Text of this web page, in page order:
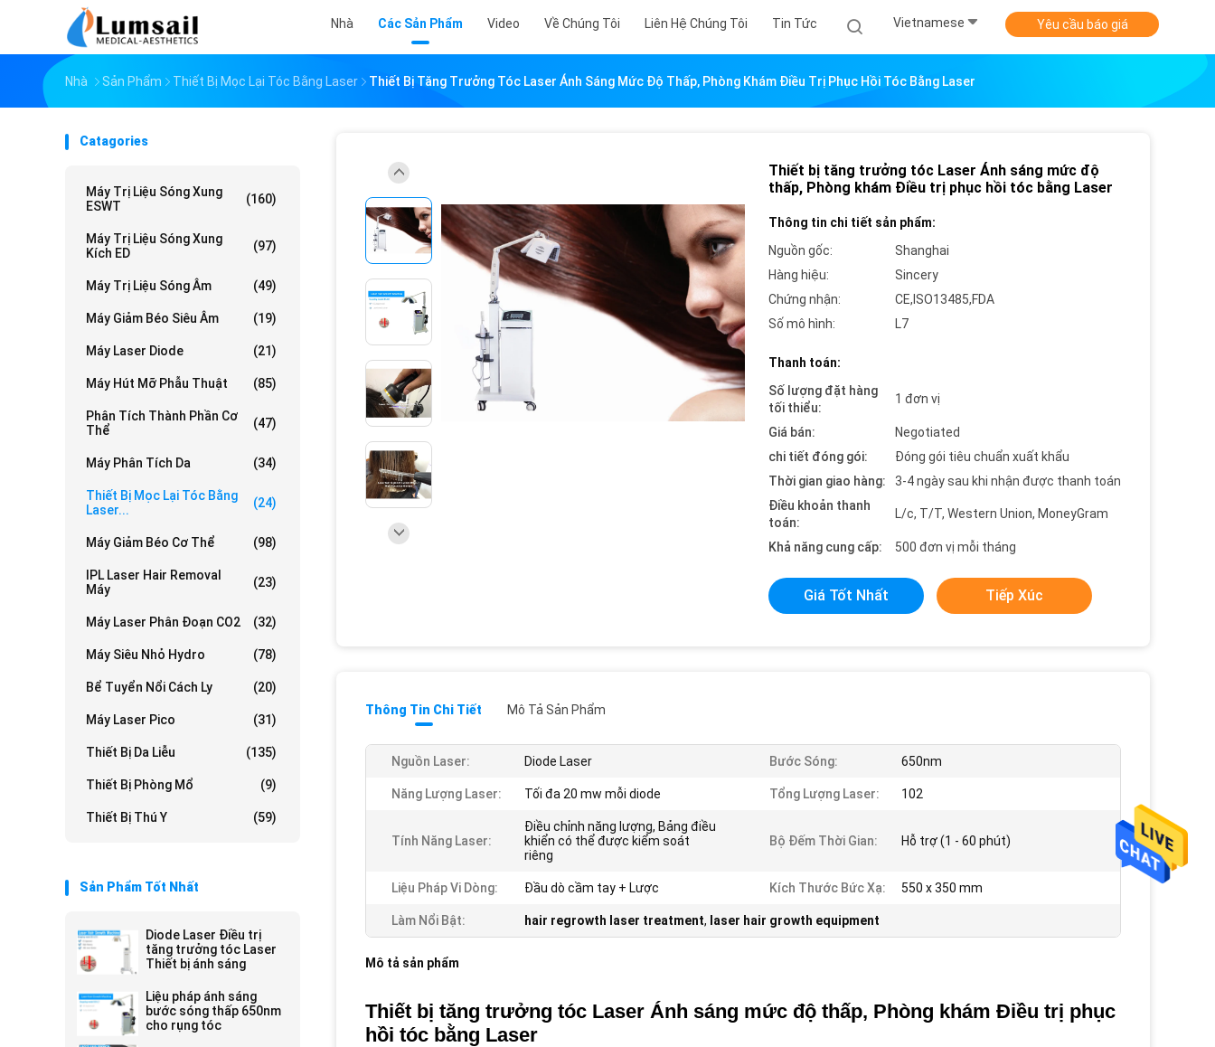
Nhà Các Sản Phẩm Video Về Chúng Tôi Liên Hệ Chúng Tôi Tin Tức Vietnamese Yêu cầu báo giá
Nhà Sản Phẩm Thiết Bị Mọc Lại Tóc Bằng Laser Thiết Bị Tăng Trưởng Tóc Laser Ánh Sáng Mức Độ Thấp, Phòng Khám Điều Trị Phục Hồi Tóc Bằng Laser
Catagories
Máy Trị Liệu Sóng Xung
ESWT
(160)
Máy Trị Liệu Sóng Xung
Kích ED
(97)
Máy Trị Liệu Sóng Âm (49)
Máy Giảm Béo Siêu Âm (19)
Máy Laser Diode (21)
Máy Hút Mỡ Phẫu Thuật (85)
Phân Tích Thành Phần Cơ
Thể
(47)
Máy Phân Tích Da (34)
Thiết Bị Mọc Lại Tóc Bằng
Laser...
(24)
Máy Giảm Béo Cơ Thể (98)
IPL Laser Hair Removal
Máy
(23)
Máy Laser Phân Đoạn CO2 (32)
Máy Siêu Nhỏ Hydro (78)
Bể Tuyển Nổi Cách Ly (20)
Máy Laser Pico (31)
Thiết Bị Da Liễu (135)
Thiết Bị Phòng Mổ (9)
Thiết Bị Thú Y (59)
Sản Phẩm Tốt Nhất
Diode Laser Điều trị
tăng trưởng tóc Laser
Thiết bị ánh sáng
Liệu pháp ánh sáng
bước sóng thấp 650nm
cho rụng tóc
Thiết bị tăng trưởng tóc Laser Ánh sáng mức độ
thấp, Phòng khám Điều trị phục hồi tóc bằng Laser
Thông tin chi tiết sản phẩm:
Nguồn gốc:
Shanghai
Hàng hiệu:
Sincery
Chứng nhận:
CE,ISO13485,FDA
Số mô hình:
L7
Thanh toán:
Số lượng đặt hàng
tối thiểu:
1 đơn vị
Giá bán:
Negotiated
chi tiết đóng gói:
Đóng gói tiêu chuẩn xuất khẩu
Thời gian giao hàng:
3-4 ngày sau khi nhận được thanh toán
Điều khoản thanh
toán:
L/c, T/T, Western Union, MoneyGram
Khả năng cung cấp: 500 đơn vị mỗi tháng
Giá Tốt Nhất Tiếp Xúc
Thông Tin Chi Tiết Mô Tả Sản Phẩm
Nguồn Laser: Diode Laser Bước Sóng: 650nm
Năng Lượng Laser: Tối đa 20 mw mỗi diode Tổng Lượng Laser: 102
Tính Năng Laser:
Điều chỉnh năng lượng, Bảng điều
khiển có thể được kiểm soát
riêng
Bộ Đếm Thời Gian: Hỗ trợ (1 - 60 phút)
Liệu Pháp Vi Dòng: Đầu dò cầm tay + Lược Kích Thước Bức Xạ: 550 x 350 mm
Làm Nổi Bật: hair regrowth laser treatment, laser hair growth equipment
Mô tả sản phẩm
Thiết bị tăng trưởng tóc Laser Ánh sáng mức độ thấp, Phòng khám Điều trị phục
hồi tóc bằng Laser